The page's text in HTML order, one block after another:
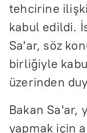
tehcirine
kabul edildi.
Sa'ar, söz
birliğiyle
üzerinden
Bakan Sa'ar,
yapmak için